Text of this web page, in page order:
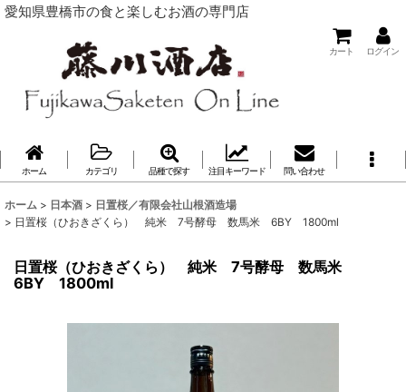
愛知県豊橋市の食と楽しむお酒の専門店
カート ログイン
ホーム カテゴリ 品種で探す 注目キーワード 問い合わせ
ホーム > 日本酒 > 日置桜／有限会社山根酒造場
> 日置桜（ひおきざくら） 純米 7号酵母 数馬米 6BY 1800ml
日置桜（ひおきざくら） 純米 7号酵母 数馬米
6BY 1800ml